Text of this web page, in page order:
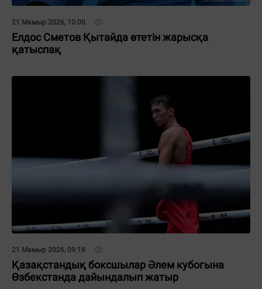
21 Мамыр 2026, 10:00
Елдос Сметов Қытайда өтетін жарысқа
қатыспақ
21 Мамыр 2026, 09:18
Қазақстандық боксшылар Әлем кубогына
Өзбекстанда дайындалып жатыр